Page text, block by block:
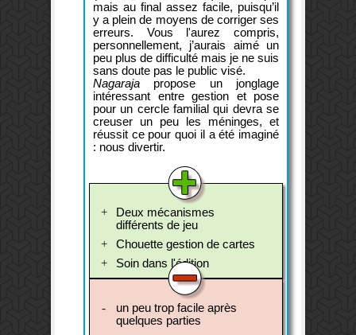
mais au final assez facile, puisqu’il
y a plein de moyens de corriger ses
erreurs. Vous l'aurez compris,
personnellement, j’aurais aimé un
peu plus de difficulté mais je ne suis
sans doute pas le public visé.
Nagaraja propose un jonglage
intéressant entre gestion et pose
pour un cercle familial qui devra se
creuser un peu les méninges, et
réussit ce pour quoi il a été imaginé
: nous divertir.
Deux mécanismes
différents de jeu
Chouette gestion de cartes
Soin dans l'édition
un peu trop facile après
quelques parties